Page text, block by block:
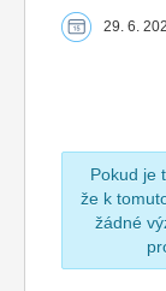
29. 6.
Pokud je
že k
žádné